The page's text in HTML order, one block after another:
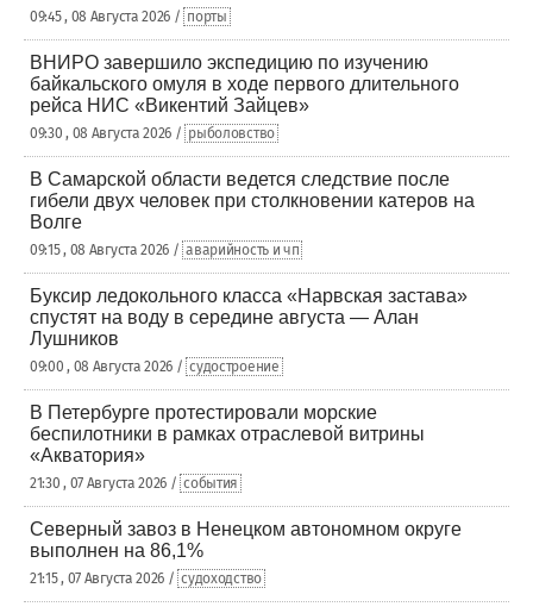
09:45 , 08 Августа 2026 / порты
ВНИРО завершило экспедицию по изучению
байкальского омуля в ходе первого длительного
рейса НИС «Викентий Зайцев»
09:30 , 08 Августа 2026 / рыболовство
В Самарской области ведется следствие после
гибели двух человек при столкновении катеров на
Волге
09:15 , 08 Августа 2026 / аварийность и чп
Буксир ледокольного класса «Нарвская застава»
спустят на воду в середине августа — Алан
Лушников
09:00 , 08 Августа 2026 / судостроение
В Петербурге протестировали морские
беспилотники в рамках отраслевой витрины
«Акватория»
21:30 , 07 Августа 2026 / события
Северный завоз в Ненецком автономном округе
выполнен на 86,1%
21:15 , 07 Августа 2026 / судоходство